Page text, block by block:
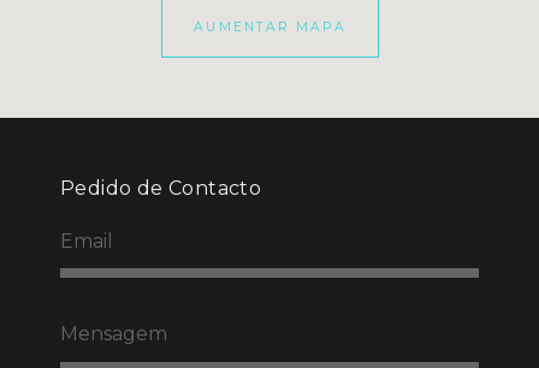
AUMENTAR MAPA
Pedido de Contacto